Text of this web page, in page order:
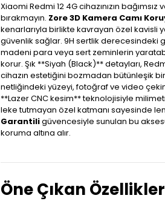
Xiaomi Redmi 12 4G cihazınızın
bırakmayın. Zore 3D Kamera Camı
kenarlarıyla birlikte kavrayan özel kavisli
güvenlik sağlar. 9H sertlik derecesindeki
madeni para veya sert zeminlerin
korur. Şık **Siyah (Black)** detayları,
cihazın estetiğini bozmadan bütünleşik
netliğindeki yüzeyi, fotoğraf ve video
**Lazer CNC kesim** teknolojisiyle
leke tutmayan özel katmanı sayesinde
Garantiligüvencesiyle sunulan bu
koruma altına alır.
Öne Çıkan Özellikler